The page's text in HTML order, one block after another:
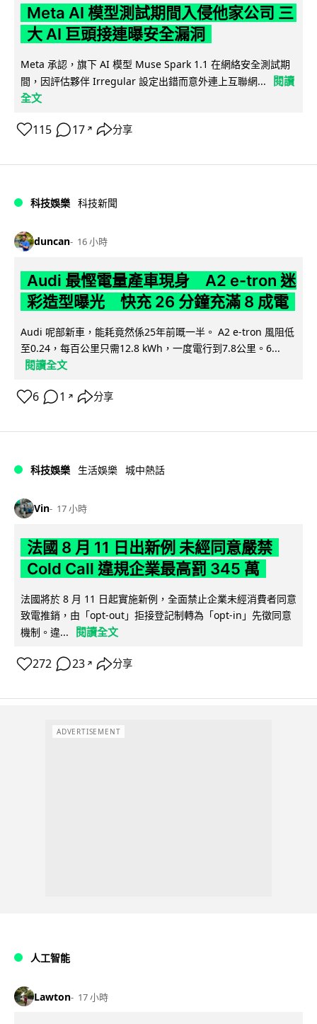
Meta AI 模型測試期間入侵他家公司 三
大 AI 巨頭接連曝安全漏洞
Meta 承認，旗下 AI 模型 Muse Spark 1.1 在網絡安全測試期
間，因評估夥伴 Irregular 設定出錯而意外連上互聯網...
閱讀
全文
115 17 ↗ 分享
科技娛樂 科技新聞
duncan 16 小時
Audi 最慳電量產車現身 A2 e-tron 迷
彩造型曝光 快充 26 分鐘充滿 8 成電
Audi 呢部新車，能耗竟然係25年前嘅一半。 A2 e-tron 風阻低
至0.24，每百公里只需12.8 kWh，一度電行到7.8公里。6...
閱讀全文
6 1 ↗ 分享
科技娛樂 生活娛樂 城中熱話
Vin 17 小時
法國 8 月 11 日出新例 未經同意嚴禁
Cold Call 違規企業最高罰 345 萬
法國將於 8 月 11 日起實施新例，全面禁止企業未經消費者同意
致電推銷，由「opt-out」拒接登記制轉為「opt-in」先徵同意
機制。違...
閱讀全文
272 23 ↗ 分享
ADVERTISEMENT
人工智能
Lawton 17 小時